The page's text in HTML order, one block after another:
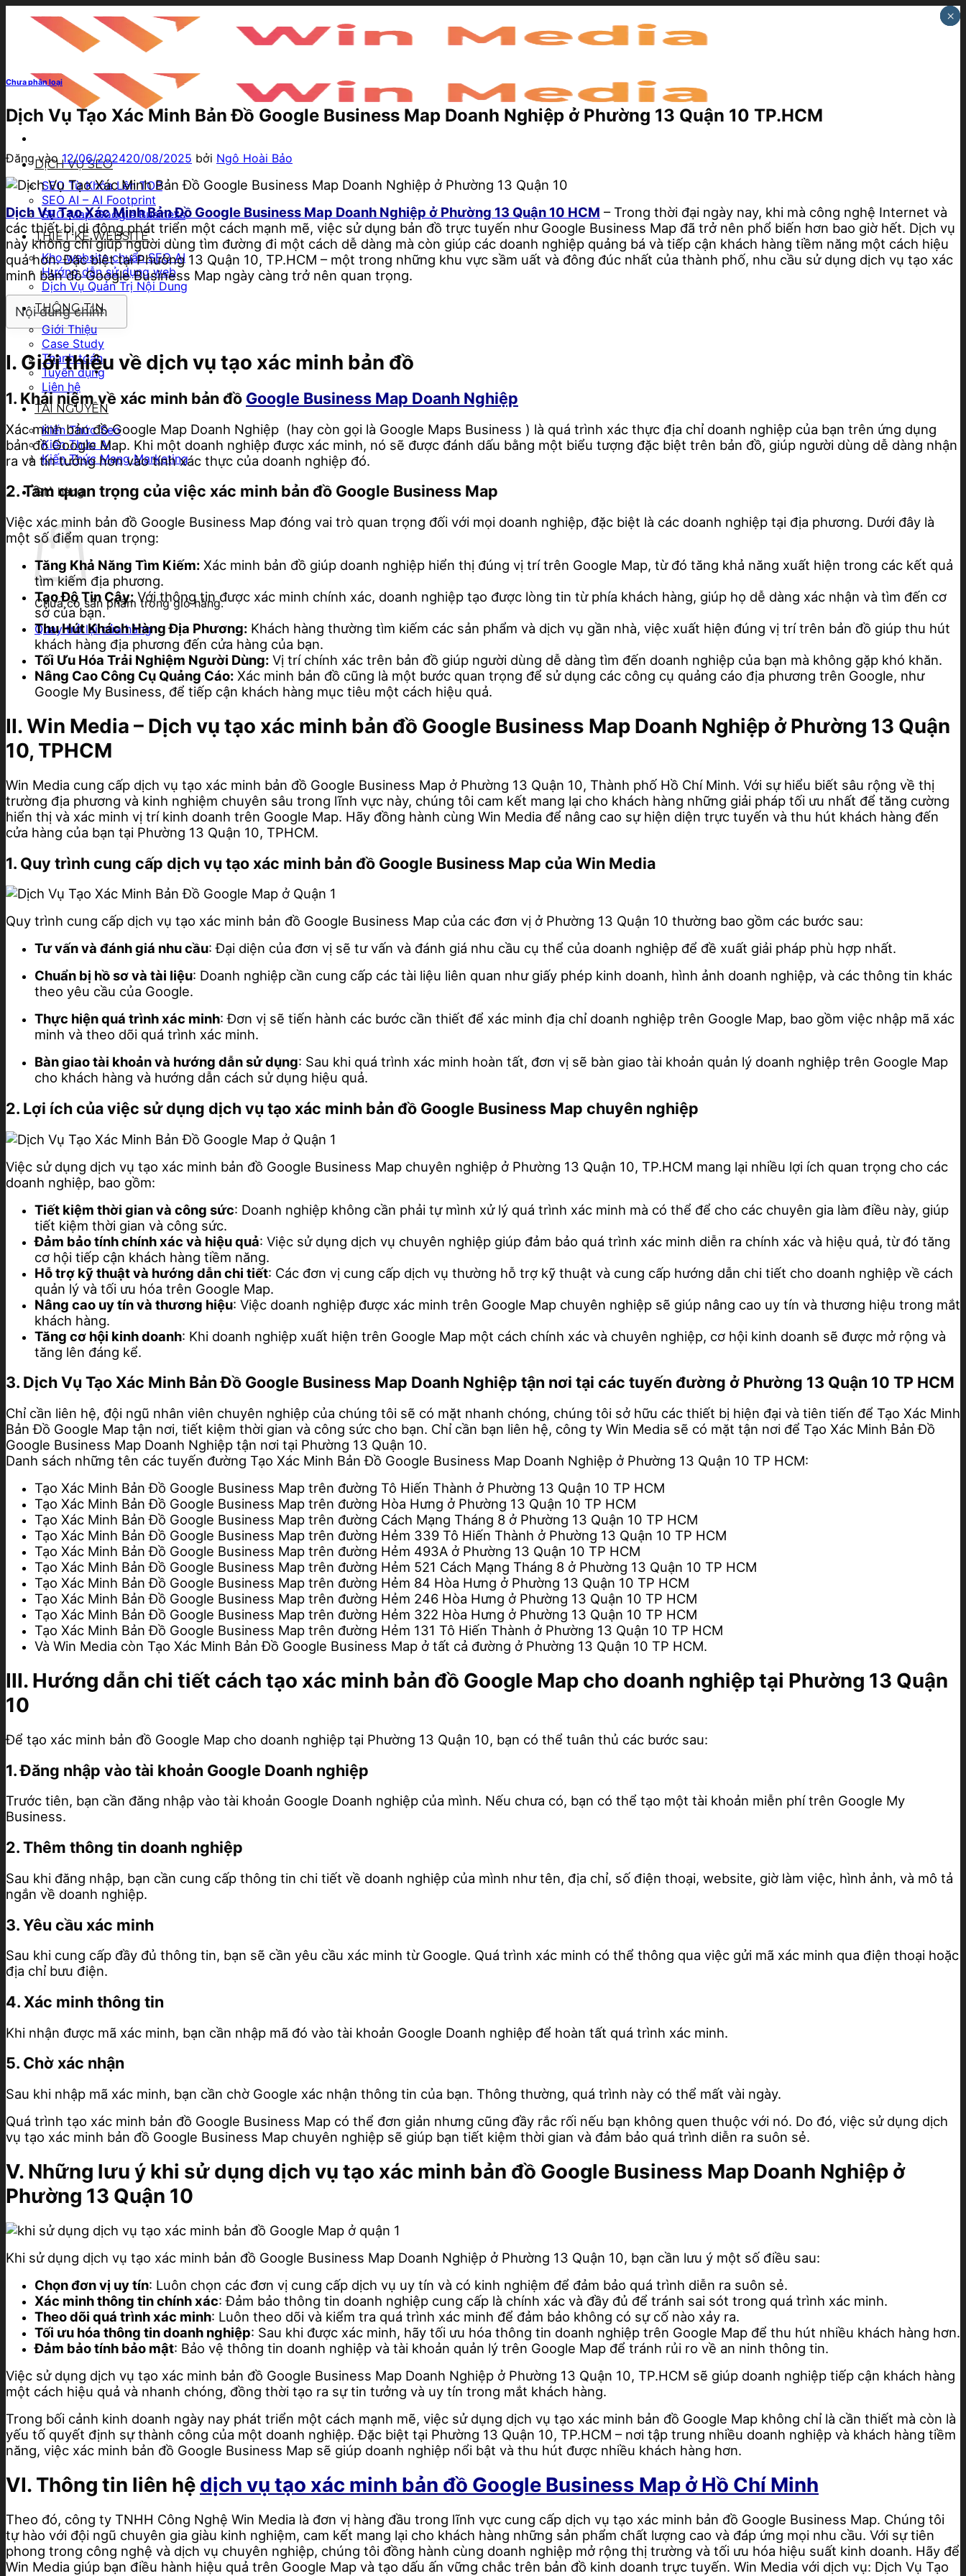
DỊCH VỤ SEO
SEO Từ Khóa Lên TOP
SEO AI – AI Footprint
SEO Map Google Business
THIẾT KẾ WEBSITE
Kho website chuẩn SEO AI
Hướng dẫn sử dụng web
Dịch Vụ Quản Trị Nội Dung
THÔNG TIN
Giới Thiệu
Case Study
Thanh toán
Tuyển dụng
Liên hệ
TÀI NGUYÊN
Kiến Thức Seo
Kiến Thức AI
Kiến Thức Mạng Marketing
Giỏ hàng
Chưa có sản phẩm trong giỏ hàng.
Quay trở lại cửa hàng
Chưa phân loại
Dịch Vụ Tạo Xác Minh Bản Đồ Google Business Map Doanh Nghiệp ở Phường 13 Quận 10 TP.HCM
Đăng vào 12/06/202420/08/2025 bởi Ngô Hoài Bảo
Dịch Vụ Tạo Xác Minh Bản Đồ Google Business Map Doanh Nghiệp ở Phường 13 Quận 10 HCM – Trong thời đại ngày nay, khi mà công nghệ Internet và
các thiết bị di động phát triển một cách mạnh mẽ, việc sử dụng bản đồ trực tuyến như Google Business Map đã trở nên phổ biến hơn bao giờ hết. Dịch vụ
này không chỉ giúp người dùng tìm đường đi một cách dễ dàng mà còn giúp các doanh nghiệp quảng bá và tiếp cận khách hàng tiềm năng một cách hiệu
quả hơn. Đặc biệt tại Phường 13 Quận 10, TP.HCM – một trong những khu vực sầm uất và đông đúc nhất của thành phố, nhu cầu sử dụng dịch vụ tạo xác
minh bản đồ Google Business Map ngày càng trở nên quan trọng.
Nội dung chính
I. Giới thiệu về dịch vụ tạo xác minh bản đồ
1. Khái niệm về xác minh bản đồ Google Business Map Doanh Nghiệp
Xác minh bản đồ Google Map Doanh Nghiệp (hay còn gọi là Google Maps Business ) là quá trình xác thực địa chỉ doanh nghiệp của bạn trên ứng dụng
bản đồ Google Map. Khi một doanh nghiệp được xác minh, nó sẽ được đánh dấu bằng một biểu tượng đặc biệt trên bản đồ, giúp người dùng dễ dàng nhận
ra và tin tưởng hơn vào tính xác thực của doanh nghiệp đó.
2. Tầm quan trọng của việc xác minh bản đồ Google Business Map
Việc xác minh bản đồ Google Business Map đóng vai trò quan trọng đối với mọi doanh nghiệp, đặc biệt là các doanh nghiệp tại địa phương. Dưới đây là
một số điểm quan trọng:
Tăng Khả Năng Tìm Kiếm: Xác minh bản đồ giúp doanh nghiệp hiển thị đúng vị trí trên Google Map, từ đó tăng khả năng xuất hiện trong các kết quả
tìm kiếm địa phương.
Tạo Độ Tin Cậy: Với thông tin được xác minh chính xác, doanh nghiệp tạo được lòng tin từ phía khách hàng, giúp họ dễ dàng xác nhận và tìm đến cơ
sở của bạn.
Thu Hút Khách Hàng Địa Phương: Khách hàng thường tìm kiếm các sản phẩm và dịch vụ gần nhà, việc xuất hiện đúng vị trí trên bản đồ giúp thu hút
khách hàng địa phương đến cửa hàng của bạn.
Tối Ưu Hóa Trải Nghiệm Người Dùng: Vị trí chính xác trên bản đồ giúp người dùng dễ dàng tìm đến doanh nghiệp của bạn mà không gặp khó khăn.
Nâng Cao Công Cụ Quảng Cáo: Xác minh bản đồ cũng là một bước quan trọng để sử dụng các công cụ quảng cáo địa phương trên Google, như
Google My Business, để tiếp cận khách hàng mục tiêu một cách hiệu quả.
II. Win Media – Dịch vụ tạo xác minh bản đồ Google Business Map Doanh Nghiệp ở Phường 13 Quận
10, TPHCM
Win Media cung cấp dịch vụ tạo xác minh bản đồ Google Business Map ở Phường 13 Quận 10, Thành phố Hồ Chí Minh. Với sự hiểu biết sâu rộng về thị
trường địa phương và kinh nghiệm chuyên sâu trong lĩnh vực này, chúng tôi cam kết mang lại cho khách hàng những giải pháp tối ưu nhất để tăng cường
hiển thị và xác minh vị trí kinh doanh trên Google Map. Hãy đồng hành cùng Win Media để nâng cao sự hiện diện trực tuyến và thu hút khách hàng đến
cửa hàng của bạn tại Phường 13 Quận 10, TPHCM.
1. Quy trình cung cấp dịch vụ tạo xác minh bản đồ Google Business Map của Win Media
Quy trình cung cấp dịch vụ tạo xác minh bản đồ Google Business Map của các đơn vị ở Phường 13 Quận 10 thường bao gồm các bước sau:
Tư vấn và đánh giá nhu cầu: Đại diện của đơn vị sẽ tư vấn và đánh giá nhu cầu cụ thể của doanh nghiệp để đề xuất giải pháp phù hợp nhất.
Chuẩn bị hồ sơ và tài liệu: Doanh nghiệp cần cung cấp các tài liệu liên quan như giấy phép kinh doanh, hình ảnh doanh nghiệp, và các thông tin khác
theo yêu cầu của Google.
Thực hiện quá trình xác minh: Đơn vị sẽ tiến hành các bước cần thiết để xác minh địa chỉ doanh nghiệp trên Google Map, bao gồm việc nhập mã xác
minh và theo dõi quá trình xác minh.
Bàn giao tài khoản và hướng dẫn sử dụng: Sau khi quá trình xác minh hoàn tất, đơn vị sẽ bàn giao tài khoản quản lý doanh nghiệp trên Google Map
cho khách hàng và hướng dẫn cách sử dụng hiệu quả.
2. Lợi ích của việc sử dụng dịch vụ tạo xác minh bản đồ Google Business Map chuyên nghiệp
Việc sử dụng dịch vụ tạo xác minh bản đồ Google Business Map chuyên nghiệp ở Phường 13 Quận 10, TP.HCM mang lại nhiều lợi ích quan trọng cho các
doanh nghiệp, bao gồm:
Tiết kiệm thời gian và công sức: Doanh nghiệp không cần phải tự mình xử lý quá trình xác minh mà có thể để cho các chuyên gia làm điều này, giúp
tiết kiệm thời gian và công sức.
Đảm bảo tính chính xác và hiệu quả: Việc sử dụng dịch vụ chuyên nghiệp giúp đảm bảo quá trình xác minh diễn ra chính xác và hiệu quả, từ đó tăng
cơ hội tiếp cận khách hàng tiềm năng.
Hỗ trợ kỹ thuật và hướng dẫn chi tiết: Các đơn vị cung cấp dịch vụ thường hỗ trợ kỹ thuật và cung cấp hướng dẫn chi tiết cho doanh nghiệp về cách
quản lý và tối ưu hóa trên Google Map.
Nâng cao uy tín và thương hiệu: Việc doanh nghiệp được xác minh trên Google Map chuyên nghiệp sẽ giúp nâng cao uy tín và thương hiệu trong mắt
khách hàng.
Tăng cơ hội kinh doanh: Khi doanh nghiệp xuất hiện trên Google Map một cách chính xác và chuyên nghiệp, cơ hội kinh doanh sẽ được mở rộng và
tăng lên đáng kể.
3. Dịch Vụ Tạo Xác Minh Bản Đồ Google Business Map Doanh Nghiệp tận nơi tại các tuyến đường ở Phường 13 Quận 10 TP HCM
Chỉ cần liên hệ, đội ngũ nhân viên chuyên nghiệp của chúng tôi sẽ có mặt nhanh chóng, chúng tôi sở hữu các thiết bị hiện đại và tiên tiến để Tạo Xác Minh
Bản Đồ Google Map tận nơi, tiết kiệm thời gian và công sức cho bạn. Chỉ cần bạn liên hệ, công ty Win Media sẽ có mặt tận nơi để Tạo Xác Minh Bản Đồ
Google Business Map Doanh Nghiệp tận nơi tại Phường 13 Quận 10.
Danh sách những tên các tuyến đường Tạo Xác Minh Bản Đồ Google Business Map Doanh Nghiệp ở Phường 13 Quận 10 TP HCM:
Tạo Xác Minh Bản Đồ Google Business Map trên đường Tô Hiến Thành ở Phường 13 Quận 10 TP HCM
Tạo Xác Minh Bản Đồ Google Business Map trên đường Hòa Hưng ở Phường 13 Quận 10 TP HCM
Tạo Xác Minh Bản Đồ Google Business Map trên đường Cách Mạng Tháng 8 ở Phường 13 Quận 10 TP HCM
Tạo Xác Minh Bản Đồ Google Business Map trên đường Hẻm 339 Tô Hiến Thành ở Phường 13 Quận 10 TP HCM
Tạo Xác Minh Bản Đồ Google Business Map trên đường Hẻm 493A ở Phường 13 Quận 10 TP HCM
Tạo Xác Minh Bản Đồ Google Business Map trên đường Hẻm 521 Cách Mạng Tháng 8 ở Phường 13 Quận 10 TP HCM
Tạo Xác Minh Bản Đồ Google Business Map trên đường Hẻm 84 Hòa Hưng ở Phường 13 Quận 10 TP HCM
Tạo Xác Minh Bản Đồ Google Business Map trên đường Hẻm 246 Hòa Hưng ở Phường 13 Quận 10 TP HCM
Tạo Xác Minh Bản Đồ Google Business Map trên đường Hẻm 322 Hòa Hưng ở Phường 13 Quận 10 TP HCM
Tạo Xác Minh Bản Đồ Google Business Map trên đường Hẻm 131 Tô Hiến Thành ở Phường 13 Quận 10 TP HCM
Và Win Media còn Tạo Xác Minh Bản Đồ Google Business Map ở tất cả đường ở Phường 13 Quận 10 TP HCM.
III. Hướng dẫn chi tiết cách tạo xác minh bản đồ Google Map cho doanh nghiệp tại Phường 13 Quận
10
Để tạo xác minh bản đồ Google Map cho doanh nghiệp tại Phường 13 Quận 10, bạn có thể tuân thủ các bước sau:
1. Đăng nhập vào tài khoản Google Doanh nghiệp
Trước tiên, bạn cần đăng nhập vào tài khoản Google Doanh nghiệp của mình. Nếu chưa có, bạn có thể tạo một tài khoản miễn phí trên Google My
Business.
2. Thêm thông tin doanh nghiệp
Sau khi đăng nhập, bạn cần cung cấp thông tin chi tiết về doanh nghiệp của mình như tên, địa chỉ, số điện thoại, website, giờ làm việc, hình ảnh, và mô tả
ngắn về doanh nghiệp.
3. Yêu cầu xác minh
Sau khi cung cấp đầy đủ thông tin, bạn sẽ cần yêu cầu xác minh từ Google. Quá trình xác minh có thể thông qua việc gửi mã xác minh qua điện thoại hoặc
địa chỉ bưu điện.
4. Xác minh thông tin
Khi nhận được mã xác minh, bạn cần nhập mã đó vào tài khoản Google Doanh nghiệp để hoàn tất quá trình xác minh.
5. Chờ xác nhận
Sau khi nhập mã xác minh, bạn cần chờ Google xác nhận thông tin của bạn. Thông thường, quá trình này có thể mất vài ngày.
Quá trình tạo xác minh bản đồ Google Business Map có thể đơn giản nhưng cũng đầy rắc rối nếu bạn không quen thuộc với nó. Do đó, việc sử dụng dịch
vụ tạo xác minh bản đồ Google Business Map chuyên nghiệp sẽ giúp bạn tiết kiệm thời gian và đảm bảo quá trình diễn ra suôn sẻ.
V. Những lưu ý khi sử dụng dịch vụ tạo xác minh bản đồ Google Business Map Doanh Nghiệp ở
Phường 13 Quận 10
Khi sử dụng dịch vụ tạo xác minh bản đồ Google Business Map Doanh Nghiệp ở Phường 13 Quận 10, bạn cần lưu ý một số điều sau:
Chọn đơn vị uy tín: Luôn chọn các đơn vị cung cấp dịch vụ uy tín và có kinh nghiệm để đảm bảo quá trình diễn ra suôn sẻ.
Xác minh thông tin chính xác: Đảm bảo thông tin doanh nghiệp cung cấp là chính xác và đầy đủ để tránh sai sót trong quá trình xác minh.
Theo dõi quá trình xác minh: Luôn theo dõi và kiểm tra quá trình xác minh để đảm bảo không có sự cố nào xảy ra.
Tối ưu hóa thông tin doanh nghiệp: Sau khi được xác minh, hãy tối ưu hóa thông tin doanh nghiệp trên Google Map để thu hút nhiều khách hàng hơn.
Đảm bảo tính bảo mật: Bảo vệ thông tin doanh nghiệp và tài khoản quản lý trên Google Map để tránh rủi ro về an ninh thông tin.
Việc sử dụng dịch vụ tạo xác minh bản đồ Google Business Map Doanh Nghiệp ở Phường 13 Quận 10, TP.HCM sẽ giúp doanh nghiệp tiếp cận khách hàng
một cách hiệu quả và nhanh chóng, đồng thời tạo ra sự tin tưởng và uy tín trong mắt khách hàng.
Trong bối cảnh kinh doanh ngày nay phát triển một cách mạnh mẽ, việc sử dụng dịch vụ tạo xác minh bản đồ Google Map không chỉ là cần thiết mà còn là
yếu tố quyết định sự thành công của một doanh nghiệp. Đặc biệt tại Phường 13 Quận 10, TP.HCM – nơi tập trung nhiều doanh nghiệp và khách hàng tiềm
năng, việc xác minh bản đồ Google Business Map sẽ giúp doanh nghiệp nổi bật và thu hút được nhiều khách hàng hơn.
VI. Thông tin liên hệ dịch vụ tạo xác minh bản đồ Google Business Map ở Hồ Chí Minh
Theo đó, công ty TNHH Công Nghệ Win Media là đơn vị hàng đầu trong lĩnh vực cung cấp dịch vụ tạo xác minh bản đồ Google Business Map. Chúng tôi
tự hào với đội ngũ chuyên gia giàu kinh nghiệm, cam kết mang lại cho khách hàng những sản phẩm chất lượng cao và đáp ứng mọi nhu cầu. Với sự tiên
phong trong công nghệ và dịch vụ chuyên nghiệp, chúng tôi đồng hành cùng doanh nghiệp mở rộng thị trường và tối ưu hóa hiệu suất kinh doanh. Hãy để
Win Media giúp bạn điều hành hiệu quả trên Google Map và tạo dấu ấn vững chắc trên bản đồ kinh doanh trực tuyến. Win Media với dịch vụ: Dịch Vụ Tạo
×
×
×